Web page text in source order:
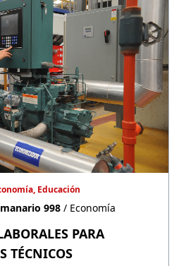
Educación
998 / Economía
PARA
TÉCNICOS